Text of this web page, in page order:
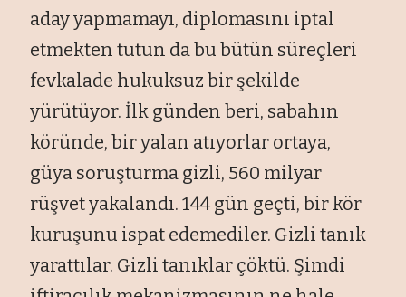
aday yapmamayı, diplomasını iptal
etmekten tutun da bu bütün süreçleri
fevkalade hukuksuz bir şekilde
yürütüyor. İlk günden beri, sabahın
köründe, bir yalan atıyorlar ortaya,
güya soruşturma gizli, 560 milyar
rüşvet yakalandı. 144 gün geçti, bir kör
kuruşunu ispat edemediler. Gizli tanık
yarattılar. Gizli tanıklar çöktü. Şimdi